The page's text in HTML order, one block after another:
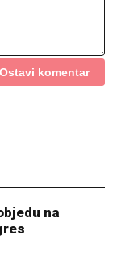
Ostavi komentar
na